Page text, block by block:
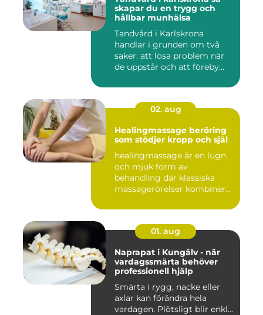
skapar du en trygg och
hållbar munhälsa
Tandvård i Karlskrona
handlar i grunden om två
saker: att lösa problem när
de uppstår och att föreby...
02. aug
Healingmassage beröring
som stödjer kropp och själ
healingmassage är en lugn
och mjuk form av
behandling där klassiska
massagerörelser kombineras
01. aug
Naprapat i Kungälv - när
vardagssmärta behöver
professionell hjälp
Smärta i rygg, nacke eller
axlar kan förändra hela
vardagen. Plötsligt blir enkl...